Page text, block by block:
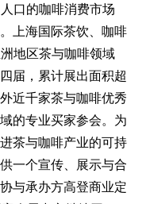
口的咖啡消费市场
上海国际茶饮、咖啡
地区茶与咖啡领域
届，累计展出面积超
近千家茶与咖啡优秀
的专业买家参会。为
茶与咖啡产业的可持
一个宣传、展示与合
与承办方高登商业定